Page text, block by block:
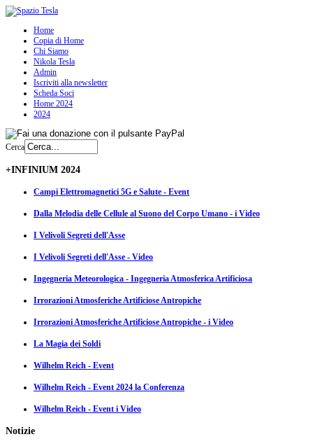
Home
Copia di Home
Chi Siamo
Nikola Tesla
Admin
Iscriviti alla newsletter
Scheda Soci
Home 2024
2024
Cerca
+INFINIUM 2024
Campi Elettromagnetici 5G e Salute - Event
Dalla Melodia delle Cellule al Suono del Corpo Umano - i Video
I Velivoli Segreti dell'Asse
I Velivoli Segreti dell'Asse - Video
Ingegneria Meteorologica - Ingegneria Atmosferica Artificiosa
Irrorazioni Atmosferiche Artificiose Antropiche
Irrorazioni Atmosferiche Artificiose Antropiche - i Video
La Magia dei Soldi
Wilhelm Reich - Event
Wilhelm Reich - Event 2024 la Conferenza
Wilhelm Reich - Event i Video
Notizie